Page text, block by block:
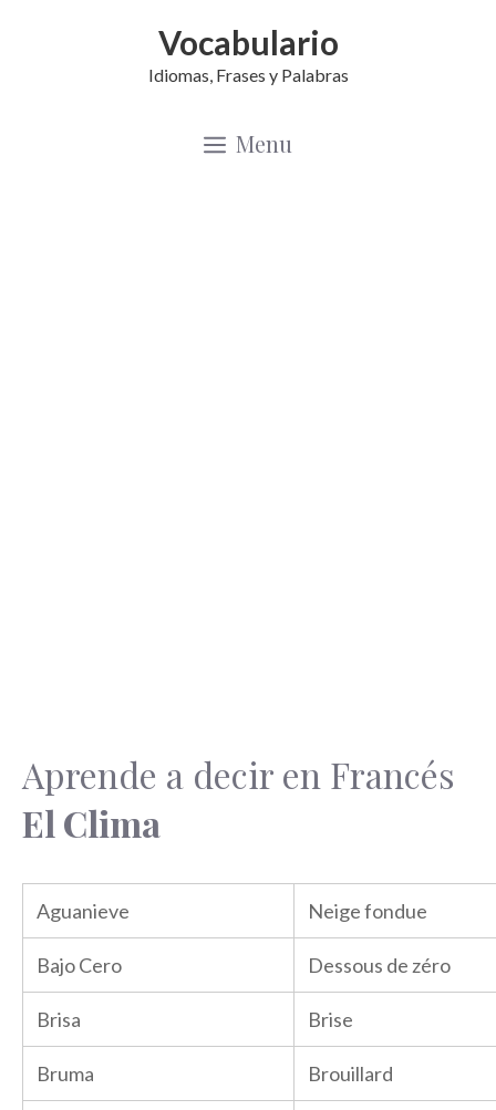
Vocabulario
Idiomas, Frases y Palabras
Menu
Aprende a decir en Francés
El Clima
Aguanieve Neige fondue
Bajo Cero Dessous de zéro
Brisa Brise
Bruma Brouillard